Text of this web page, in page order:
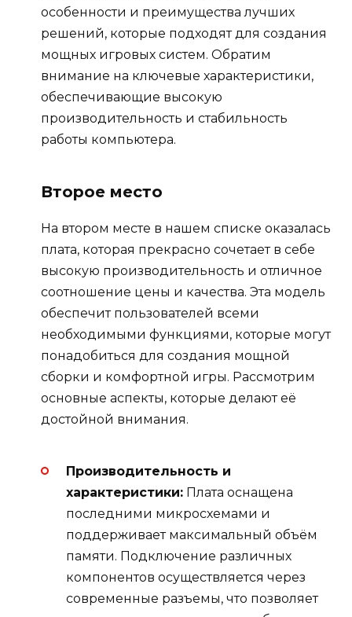
особенности и преимущества лучших
решений, которые подходят для создания
мощных игровых систем. Обратим
внимание на ключевые характеристики,
обеспечивающие высокую
производительность и стабильность
работы компьютера.
Второе место
На втором месте в нашем списке оказалась
плата, которая прекрасно сочетает в себе
высокую производительность и отличное
соотношение цены и качества. Эта модель
обеспечит пользователей всеми
необходимыми функциями, которые могут
понадобиться для создания мощной
сборки и комфортной игры. Рассмотрим
основные аспекты, которые делают её
достойной внимания.
Производительность и
характеристики: Плата оснащена
последними микросхемами и
поддерживает максимальный объём
памяти. Подключение различных
компонентов осуществляется через
современные разъемы, что позволяет